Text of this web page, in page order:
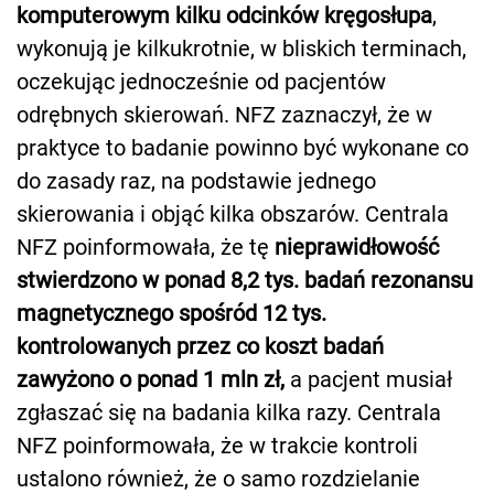
komputerowym kilku odcinków kręgosłupa,
wykonują je kilkukrotnie, w bliskich terminach,
oczekując jednocześnie od pacjentów
odrębnych skierowań. NFZ zaznaczył, że w
praktyce to badanie powinno być wykonane co
do zasady raz, na podstawie jednego
skierowania i objąć kilka obszarów. Centrala
NFZ poinformowała, że tę nieprawidłowość
stwierdzono w ponad 8,2 tys. badań rezonansu
magnetycznego spośród 12 tys.
kontrolowanych przez co koszt badań
zawyżono o ponad 1 mln zł, a pacjent musiał
zgłaszać się na badania kilka razy. Centrala
NFZ poinformowała, że w trakcie kontroli
ustalono również, że o samo rozdzielanie